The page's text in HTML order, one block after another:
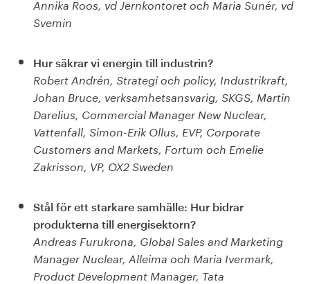
Annika Roos, vd Jernkontoret och Maria Sunér, vd
Svemin
Hur säkrar vi energin till industrin?
Robert Andrén, Strategi och policy, Industrikraft,
Johan Bruce, verksamhetsansvarig, SKGS, Martin
Darelius, Commercial Manager New Nuclear,
Vattenfall, Simon-Erik Ollus, EVP, Corporate
Customers and Markets, Fortum och Emelie
Zakrisson, VP, OX2 Sweden
Stål för ett starkare samhälle: Hur bidrar
produkterna till energisektorn?
Andreas Furukrona, Global Sales and Marketing
Manager Nuclear, Alleima och Maria Ivermark,
Product Development Manager, Tata